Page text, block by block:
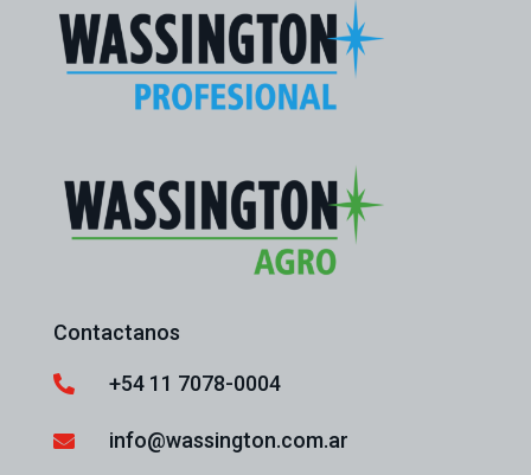
Contactanos
 +54 11 7078-0004
 info@wassington.com.ar